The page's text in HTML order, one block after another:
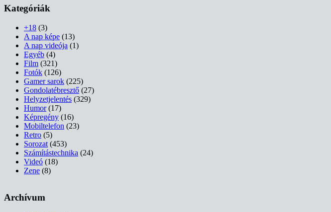
Kategóriák
+18 (3)
A nap képe (13)
A nap videója (1)
Egyéb (4)
Film (321)
Fotók (126)
Gamer sarok (225)
Gondolatébresztő (27)
Helyzetjelentés (329)
Humor(17)
Képregény (16)
Mobiltelefon (23)
Retro (5)
Sorozat (453)
Számítástechnika (24)
Videó (18)
Zene (8)
Archívum